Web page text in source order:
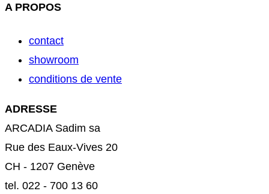
A PROPOS
contact
showroom
conditions de vente
ADRESSE
ARCADIA Sadim sa
Rue des Eaux-Vives 20
CH - 1207 Genève
tel. 022 - 700 13 60